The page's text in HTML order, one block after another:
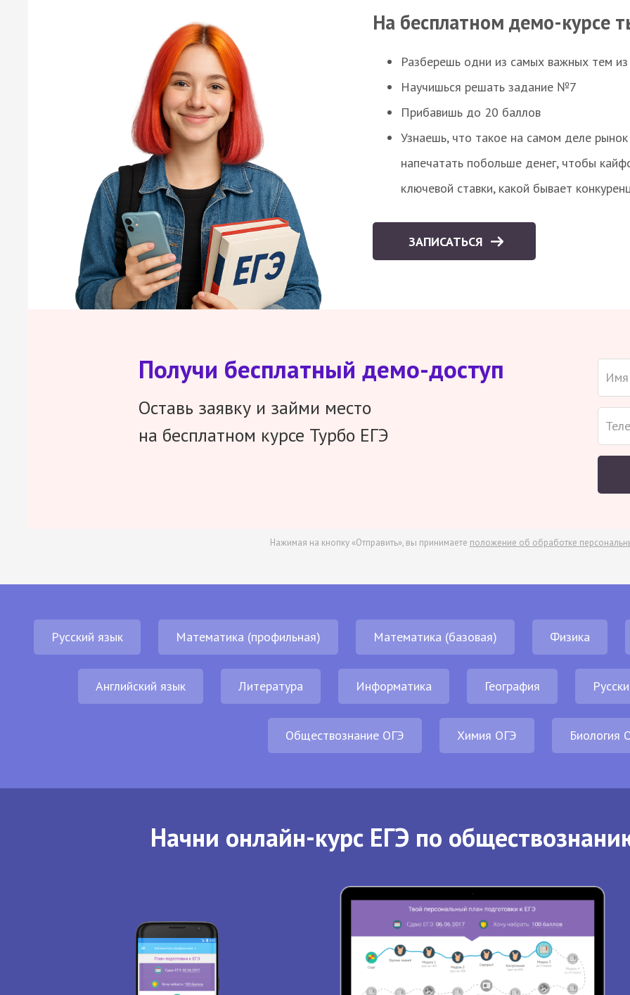
На бесплатном демо-курсе
Разберешь одни из самых важных тем
Научишься решать задание №7
Прибавишь до 20 баллов
Узнаешь, что такое на самом деле
напечатать побольше денег, чтобы
ключевой ставки, какой бывает
ЗАПИСАТЬСЯ
Получи бесплатный демо-доступ
Оставь заявку и займи место
на бесплатном курсе Турбо ЕГЭ
Нажимая на кнопку «Отправить», вы принимаете положение об обработке
Русский язык Математика (профильная) Математика (базовая) Физика
Английский язык Литература Информатика География
Обществознание ОГЭ Химия ОГЭ Биология
Начни онлайн-курс ЕГЭ по